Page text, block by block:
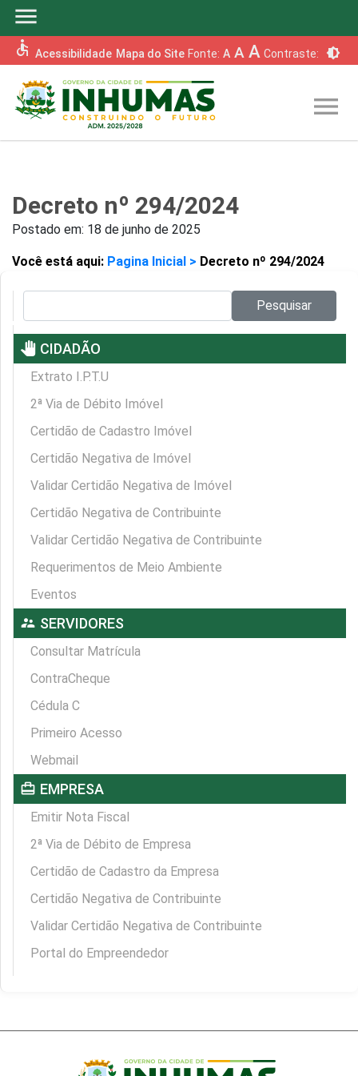
menu
accessible Acessibilidade Mapa do Site Fonte: A A A Contraste: brightness_6
menu
Decreto nº 294/2024
Postado em: 18 de junho de 2025
Você está aqui: Pagina Inicial > Decreto nº 294/2024
Pesquisar
pan_tool CIDADÃO
Extrato I.P.T.U
2ª Via de Débito Imóvel
Certidão de Cadastro Imóvel
Certidão Negativa de Imóvel
Validar Certidão Negativa de Imóvel
Certidão Negativa de Contribuinte
Validar Certidão Negativa de Contribuinte
Requerimentos de Meio Ambiente
Eventos
supervisor_account SERVIDORES
Consultar Matrícula
ContraCheque
Cédula C
Primeiro Acesso
Webmail
card_travel EMPRESA
Emitir Nota Fiscal
2ª Via de Débito de Empresa
Certidão de Cadastro da Empresa
Certidão Negativa de Contribuinte
Validar Certidão Negativa de Contribuinte
Portal do Empreendedor